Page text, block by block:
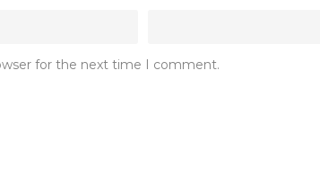
for the next time I comment.